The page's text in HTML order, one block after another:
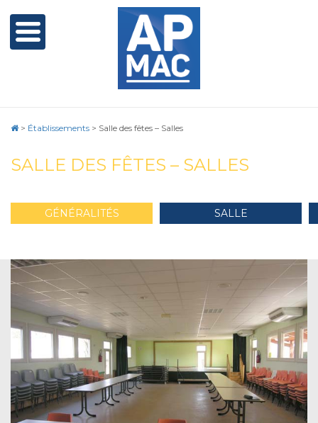
> Établissements > Salle des fêtes – Salles
SALLE DES FÊTES – SALLES
GÉNÉRALITÉS SALLE